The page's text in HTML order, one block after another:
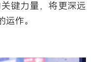
键力量，将更深远
作。